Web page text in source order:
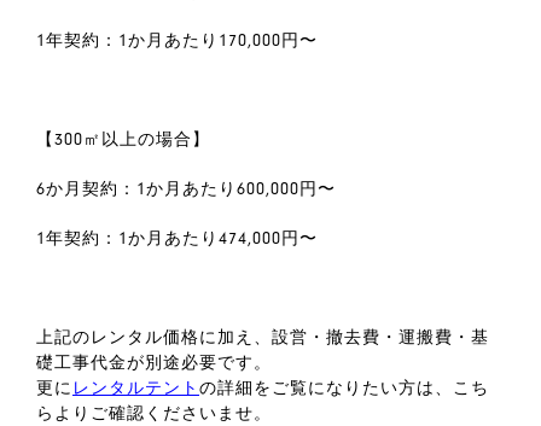
1年契約：1か月あたり170,000円〜
【300㎡以上の場合】
6か月契約：1か月あたり600,000円〜
1年契約：1か月あたり474,000円〜
上記のレンタル価格に加え、設営・撤去費・運搬費・基
礎工事代金が別途必要です。
更に レンタルテント の詳細をご覧になりたい方は、こち
らよりご確認くださいませ。